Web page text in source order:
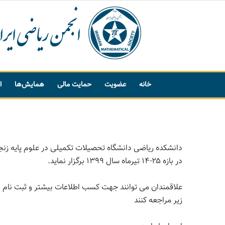
خانه عضویت حمایت مالی همایش‌ها
دانشکده ریاضی دانشگاه تحصیلات تکمیلی در علوم پایه
در بازه ۲۵-۱۴ تیرماه سال ۱۳۹۹ برگزار نماید.
علاقمندان می توانند جهت کسب اطلاعات بیشتر و ثبت
زیر مراجعه کنند